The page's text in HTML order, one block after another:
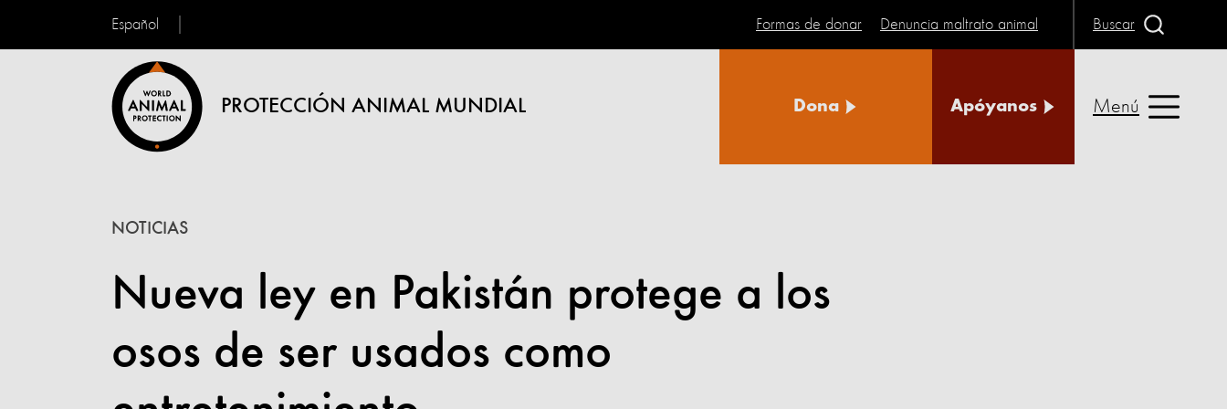
Español
PROTECCIÓN ANIMAL MUNDIAL
Formas de donar Denuncia maltrato animal Buscar
Dona Apóyanos Menú
Nueva ley en Pakistán protege a los
osos de ser usados como
NOTICIAS